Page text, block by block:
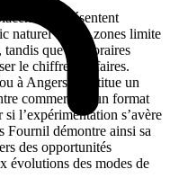
présentent
naturel de ces zones limite
que les horaires
le chiffre d’affaires.
à Angers constitue un
commercial, un format
l’expérimentation s’avère
Fournil démontre ainsi sa
des opportunités
évolutions des modes de